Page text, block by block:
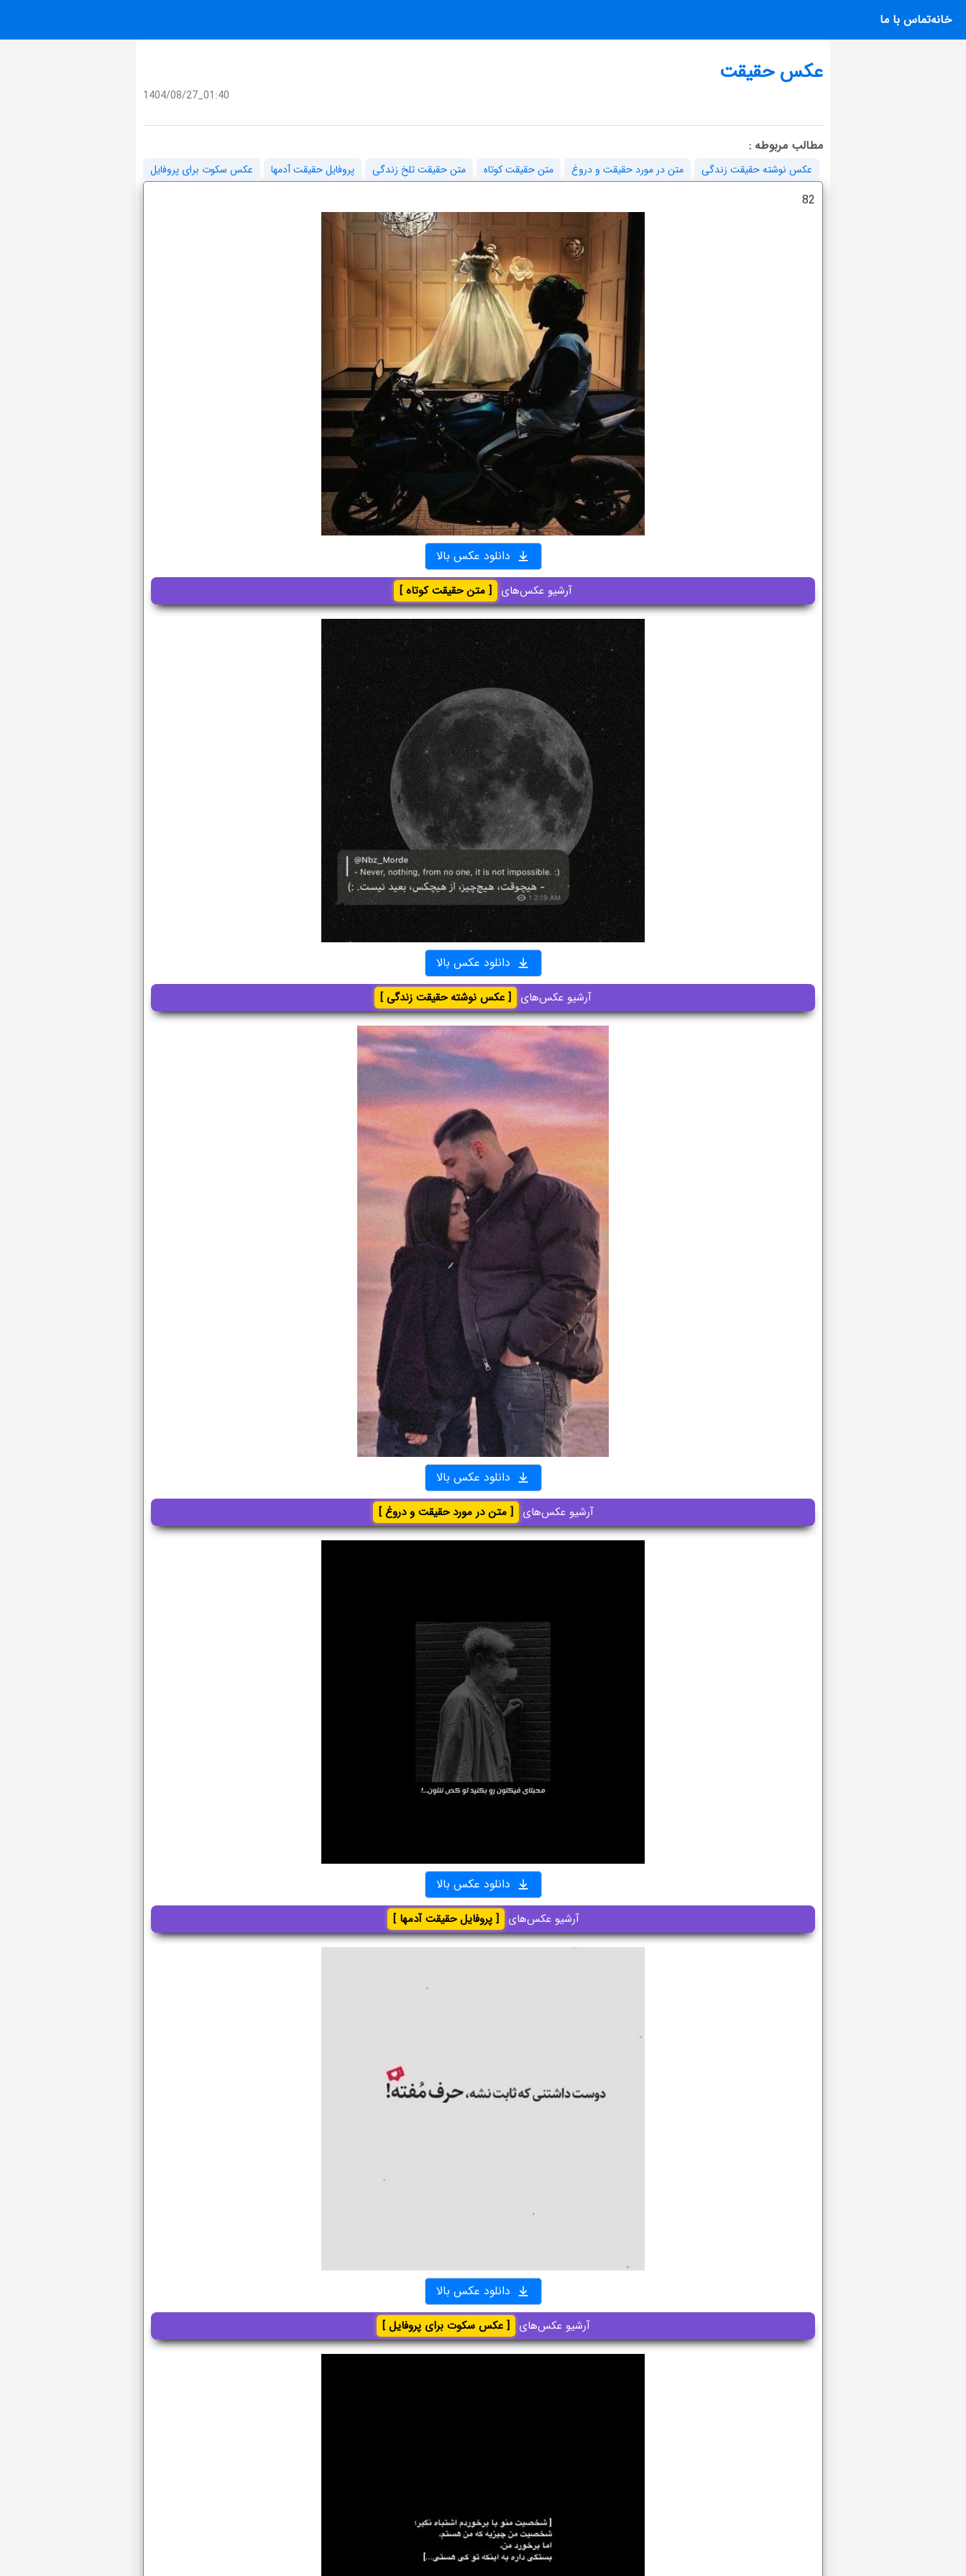
خانهتماس با ما
عکس حقیقت
1404/08/27_01:40
مطالب مربوطه :
عکس نوشته حقیقت زندگی متن در مورد حقیقت و دروغ متن حقیقت کوتاه متن حقیقت تلخ زندگی پروفایل حقیقت آدمها عکس سکوت برای پروفایل
82
دانلود عکس بالا
آرشیو عکس‌های [ متن حقیقت کوتاه ]
دانلود عکس بالا
آرشیو عکس‌های [ عکس نوشته حقیقت زندگی ]
دانلود عکس بالا
آرشیو عکس‌های [ متن در مورد حقیقت و دروغ ]
دانلود عکس بالا
آرشیو عکس‌های [ پروفایل حقیقت آدمها ]
دانلود عکس بالا
آرشیو عکس‌های [ عکس سکوت برای پروفایل ]